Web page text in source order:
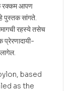
रक्कम आपण
पुस्तक सांगते.
रहस्ये तसेच
प्रेरणादायी-
based
as the